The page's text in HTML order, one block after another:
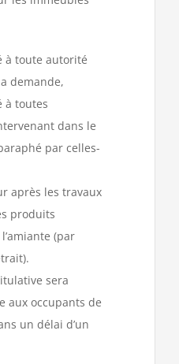
à toute autorité
demande,
à toutes
dans le
par celles-
après les travaux
produits
(par
sera
aux occupants de
un délai d’un